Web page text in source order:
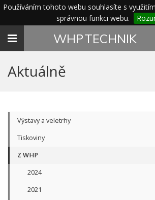
Používáním tohoto webu souhlasíte s
správnou funkci webu.
Toggle
WHPTECHNIK
Aktuálně
Výstavy a veletrhy
Tiskoviny
Z WHP
2024
2021